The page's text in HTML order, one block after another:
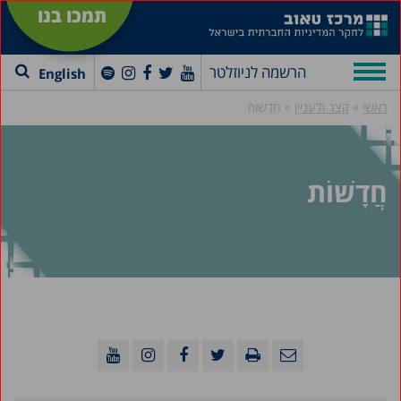
תמכו בנו
הרשמה לניוזלטר English
ראשי » קצר ולעניין » חֲדָשׁוֹת
חֲדָשׁוֹת